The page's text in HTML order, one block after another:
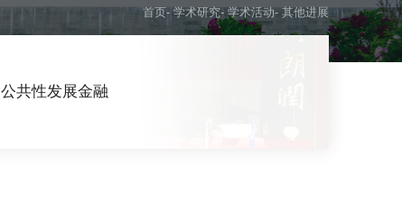
首页- 学术研究- 学术活动- 其他进展
公共性发展金融